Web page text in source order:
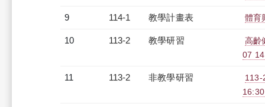
9 114-1 教學計畫表 體育
10 113-2 教學研習
高齡
07
11 113-2 非教學研習
113-